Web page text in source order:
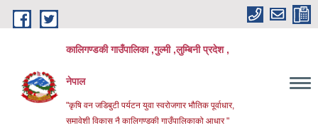
Skip to main content
कालिगण्डकी गाउँपालिका ,गुल्मी ,लुम्बिनी प्रदेश ,
नेपाल
"कृषि वन जडिबुटी पर्यटन युवा स्वरोजगार भौतिक पूर्वाधार,
समावेशी विकास नै कालिगण्डकी गाउँपालिकाको आधार "